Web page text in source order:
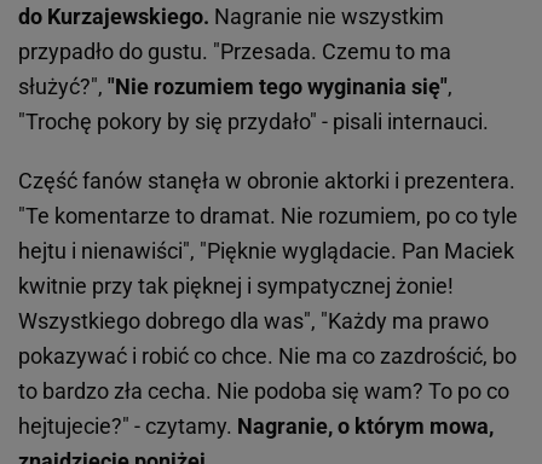
do Kurzajewskiego. Nagranie nie wszystkim
przypadło do gustu. "Przesada. Czemu to ma
służyć?", "Nie rozumiem tego wyginania się",
"Trochę pokory by się przydało" - pisali internauci.
Część fanów stanęła w obronie aktorki i prezentera.
"Te komentarze to dramat. Nie rozumiem, po co tyle
hejtu i nienawiści", "Pięknie wyglądacie. Pan Maciek
kwitnie przy tak pięknej i sympatycznej żonie!
Wszystkiego dobrego dla was", "Każdy ma prawo
pokazywać i robić co chce. Nie ma co zazdrościć, bo
to bardzo zła cecha. Nie podoba się wam? To po co
hejtujecie?" - czytamy. Nagranie, o którym mowa,